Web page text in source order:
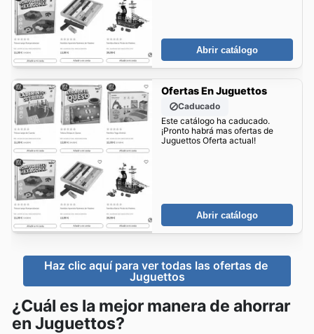
Abrir catálogo
Ofertas En Juguettos
Caducado
Este catálogo ha caducado.
¡Pronto habrá mas ofertas de
Juguettos Oferta actual!
Abrir catálogo
Haz clic aquí para ver todas las ofertas de
Juguettos
¿Cuál es la mejor manera de ahorrar
en Juguettos?